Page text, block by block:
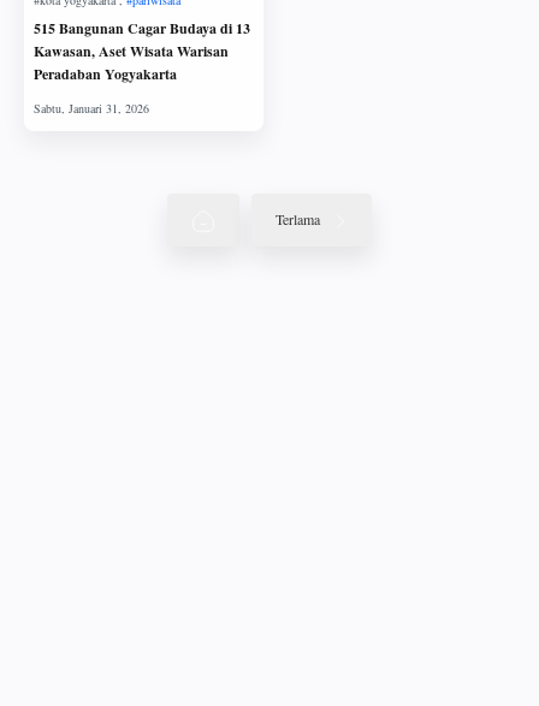
515 Bangunan Cagar Budaya di 13
Kawasan, Aset Wisata Warisan
Peradaban Yogyakarta
Terlama